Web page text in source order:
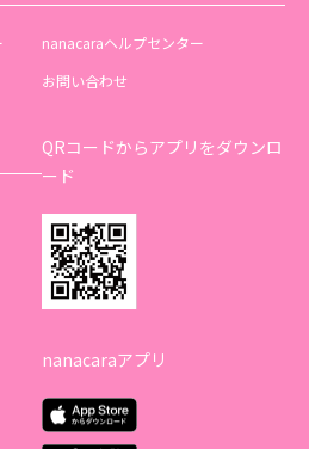
nanacaraヘルプセンター
お問い合わせ
QRコードからアプリをダウンロ
ード
nanacaraアプリ